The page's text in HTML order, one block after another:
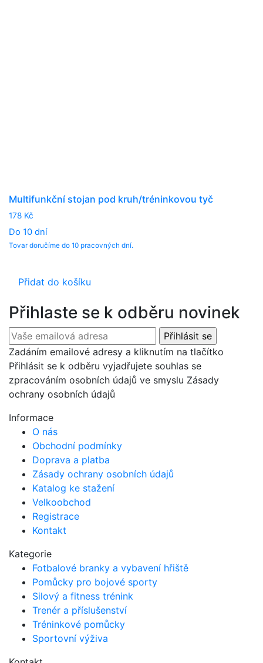
Multifunkční stojan pod kruh/tréninkovou tyč
178 Kč
Do 10 dní
Tovar doručíme do 10 pracovných dní.
Přidat do košíku
Přihlaste se k odběru novinek
Zadáním emailové adresy a kliknutím na tlačítko
Přihlásit se k odběru vyjadřujete souhlas se
zpracováním osobních údajů ve smyslu Zásady
ochrany osobních údajů
Informace
O nás
Obchodní podmínky
Doprava a platba
Zásady ochrany osobních údajů
Katalog ke stažení
Velkoobchod
Registrace
Kontakt
Kategorie
Fotbalové branky a vybavení hřiště
Pomůcky pro bojové sporty
Silový a fitness trénink
Trenér a příslušenství
Tréninkové pomůcky
Sportovní výživa